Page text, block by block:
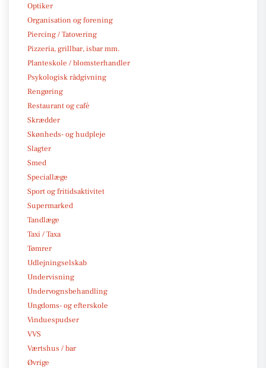
Optiker
Organisation og forening
Piercing / Tatovering
Pizzeria, grillbar, isbar mm.
Planteskole / blomsterhandler
Psykologisk rådgivning
Rengøring
Restaurant og café
Skrædder
Skønheds- og hudpleje
Slagter
Smed
Speciallæge
Sport og fritidsaktivitet
Supermarked
Tandlæge
Taxi / Taxa
Tømrer
Udlejningselskab
Undervisning
Undervognsbehandling
Ungdoms- og efterskole
Vinduespudser
VVS
Værtshus / bar
Øvrige